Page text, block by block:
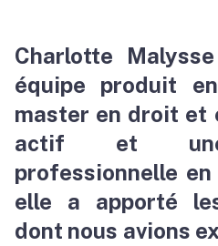
Charlotte
équipe produit
master en droit et
actif et une
professionnelle
elle a apporté
dont nous avions